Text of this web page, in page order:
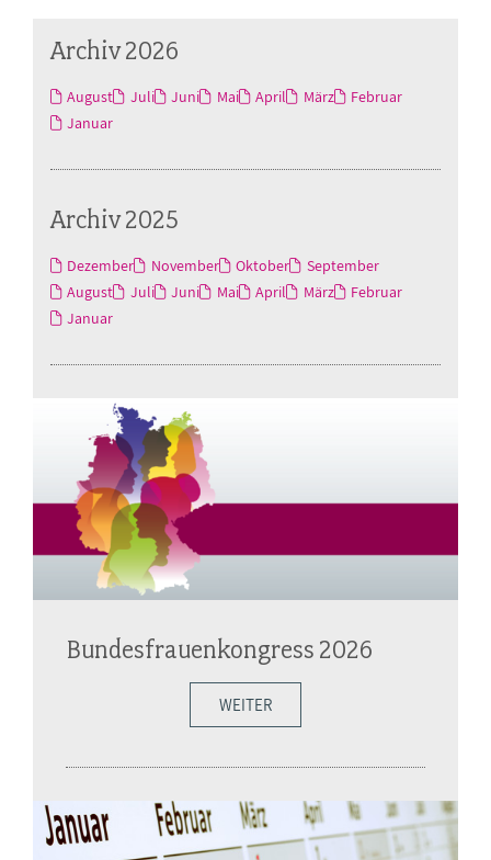
Archiv 2026
August Juli Juni Mai April März
Februar
Januar
Archiv 2025
Dezember November Oktober
September
August
Juli Juni Mai April März
Februar
Januar
Bundesfrauenkongress 2026
WEITER